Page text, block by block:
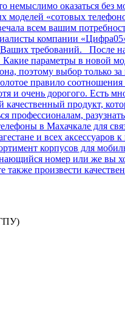
оказаться без
моделей «сотовых
всем вашим
компании
требований. После
параметры в новой
поэтому выбор только
правило
и очень дорогого.
качественный продукт,
профессионалам,
в Махачкале для
и всех
корпусов для
номер или же вы
произвести